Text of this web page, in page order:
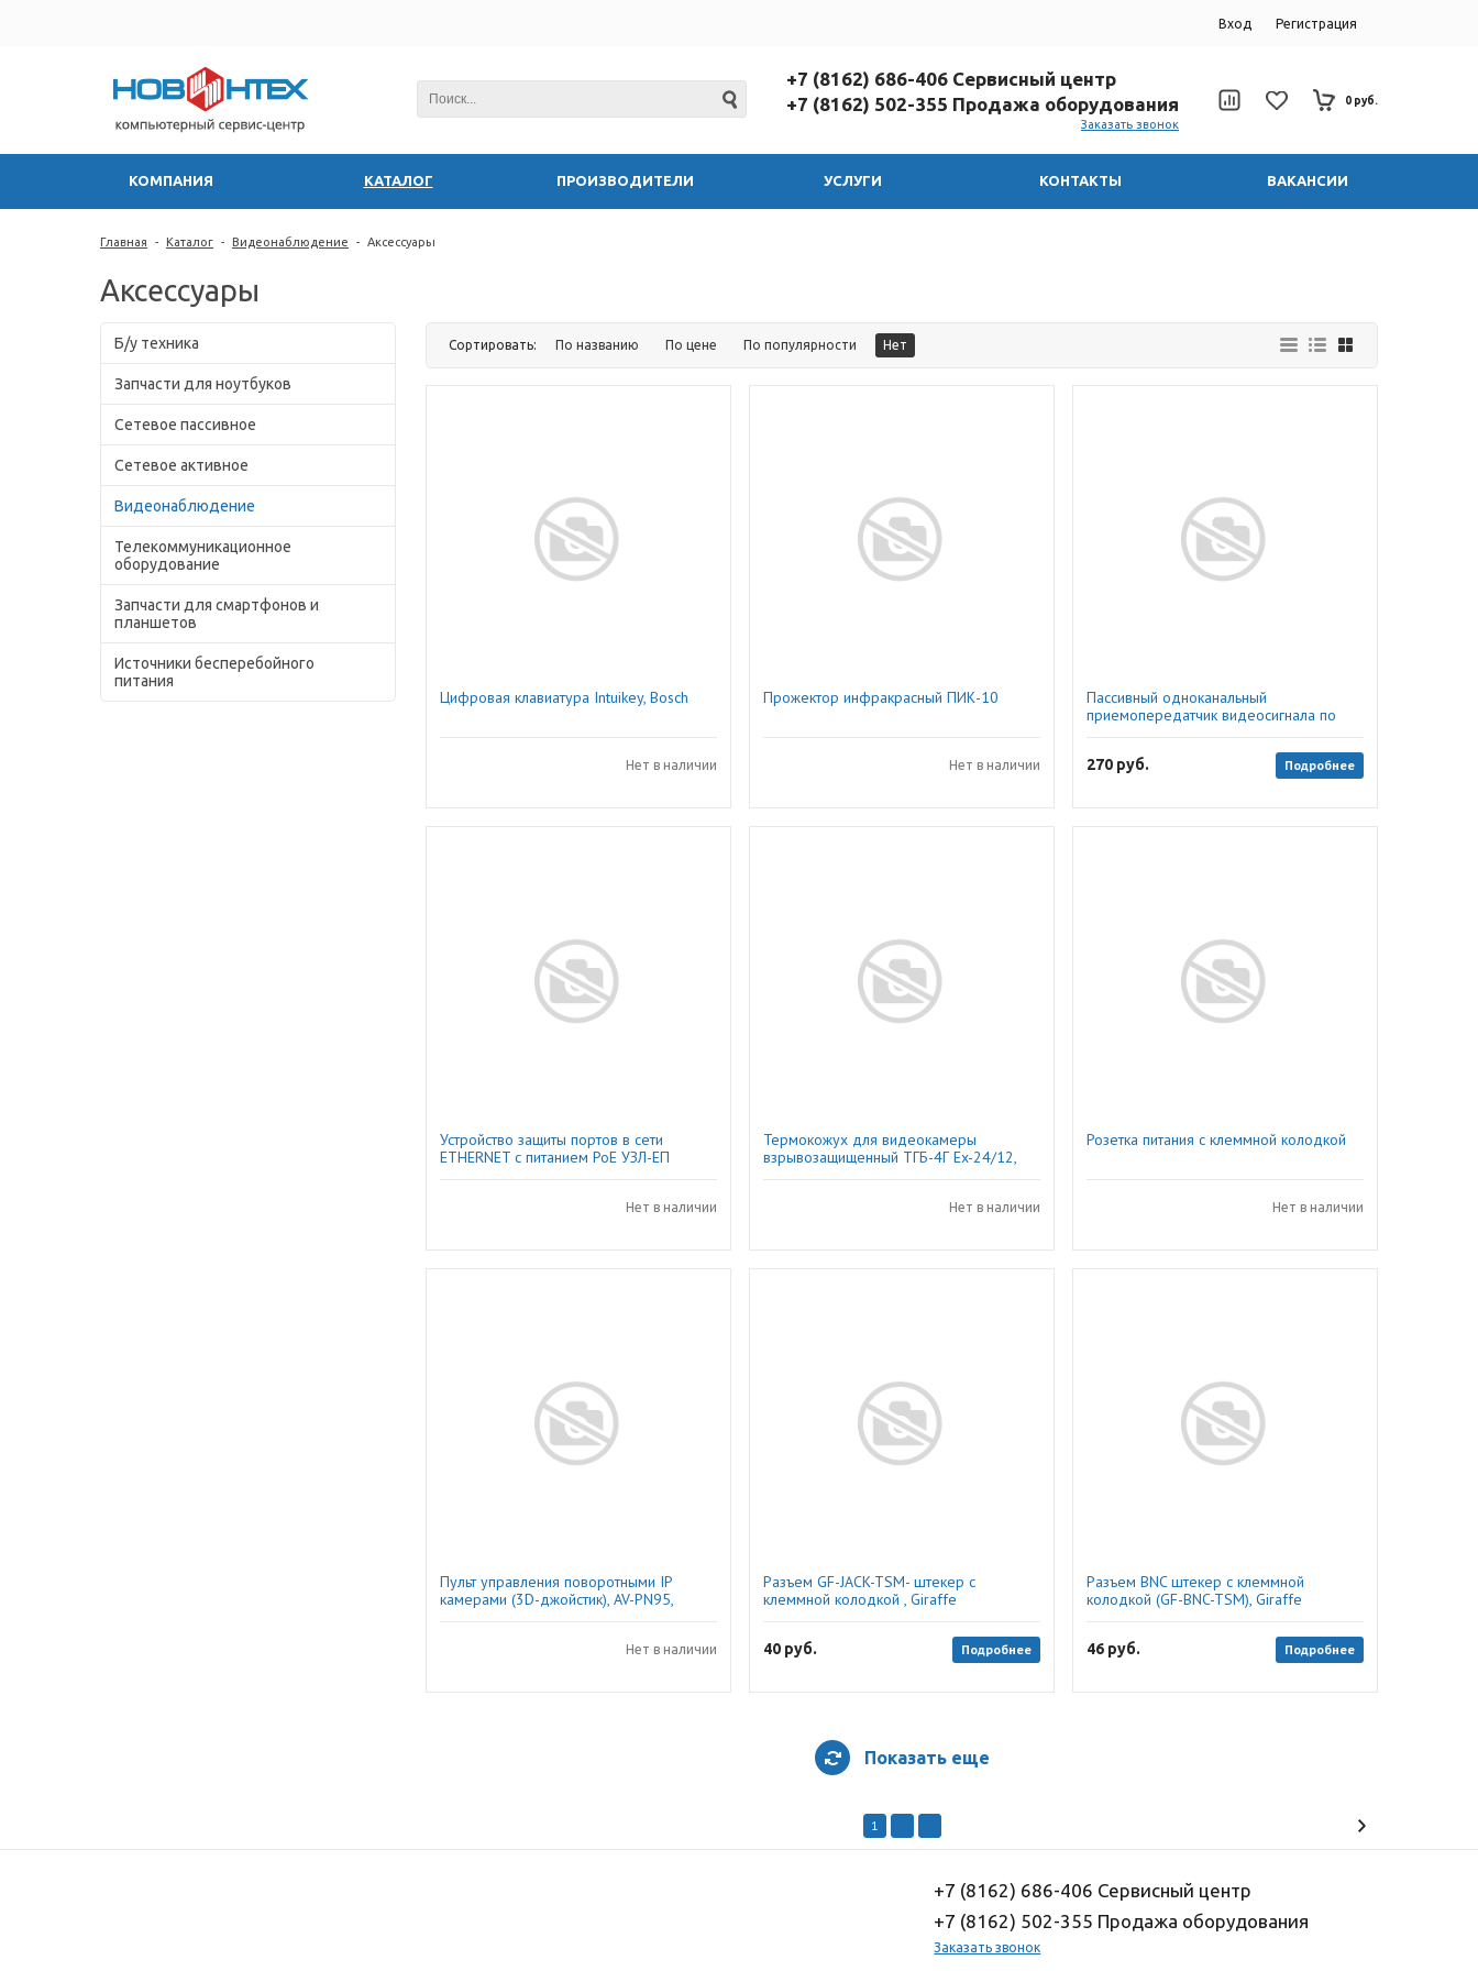
Вход Регистрация
+7 (8162) 686-406 Сервисный центр
+7 (8162) 502-355 Продажа оборудования
Заказать звонок
0 руб.
КОМПАНИЯ КАТАЛОГ ПРОИЗВОДИТЕЛИ УСЛУГИ КОНТАКТЫ ВАКАНСИИ
Главная - Каталог - Видеонаблюдение - Аксессуары
Аксессуары
Б/у техника
Запчасти для ноутбуков
Сетевое пассивное
Сетевое активное
Видеонаблюдение
Телекоммуникационное
оборудование
Запчасти для смартфонов и
планшетов
Источники бесперебойного
питания
Сортировать: По названию По цене По популярности Нет
Цифровая клавиатура Intuikey, Bosch
Нет в наличии
Прожектор инфракрасный ПИК-10
Нет в наличии
Пассивный одноканальный
приемопередатчик видеосигнала по
270 руб. Подробнее
Устройство защиты портов в сети
ETHERNET c питанием РоЕ УЗЛ-ЕП
Нет в наличии
Термокожух для видеокамеры
взрывозащищенный ТГБ-4Г Ex-24/12,
Нет в наличии
Розетка питания с клеммной колодкой
Нет в наличии
Пульт управления поворотными IP
камерами (3D-джойстик), AV-PN95,
Нет в наличии
Разъем GF-JACK-TSM- штекер с
клеммной колодкой , Giraffe
40 руб. Подробнее
Разъем BNC штекер с клеммной
колодкой (GF-BNC-TSM), Giraffe
46 руб. Подробнее
Показать еще
1
+7 (8162) 686-406 Сервисный центр
+7 (8162) 502-355 Продажа оборудования
Заказать звонок